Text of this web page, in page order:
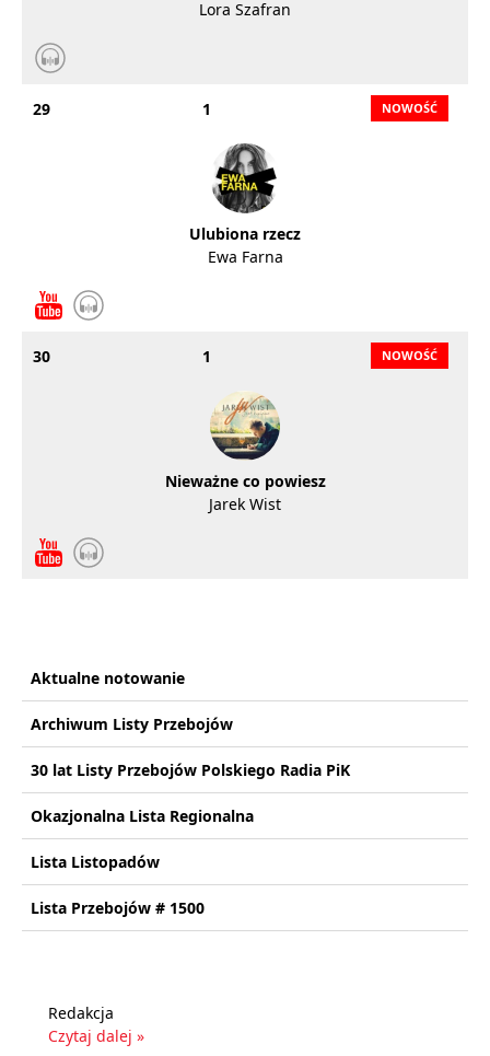
Lora Szafran
29 1
Ulubiona rzecz
Ewa Farna
30 1
Nieważne co powiesz
Jarek Wist
Aktualne notowanie
Archiwum Listy Przebojów
30 lat Listy Przebojów Polskiego Radia PiK
Okazjonalna Lista Regionalna
Lista Listopadów
Lista Przebojów # 1500
Redakcja
Czytaj dalej »